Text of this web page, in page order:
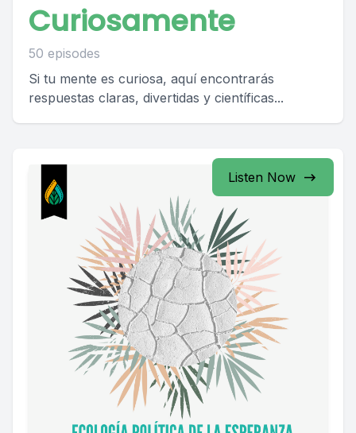
Curiosamente
50 episodes
Si tu mente es curiosa, aquí encontrarás
respuestas claras, divertidas y científicas...
Listen Now